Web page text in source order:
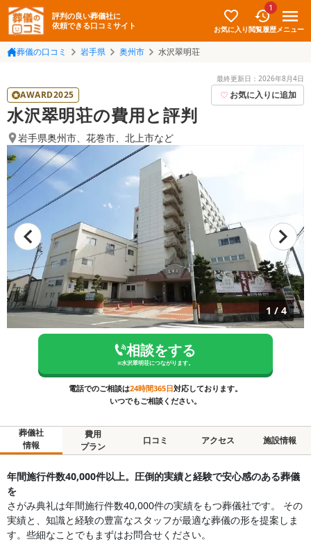
評判の良い葬儀社に
依頼できる口コミサイト
お気に入り
1
閲覧履歴メニュー
葬儀の口コミ 岩手県 奥州市 水沢翠明荘
最終更新日： 2026年8月4日
AWARD2025 お気に入りに追加
水沢翠明荘の費用と評判
岩手県奥州市、 花巻市、 北上市など
1 / 4
相談をする
※水沢翠明荘につながります。
電話でのご相談は24時間365日対応しております。
いつでもご相談ください。
葬儀社
情報
費用
プラン
口コミ アクセス 施設情報
年間施行件数40,000件以上。圧倒的実績と経験で安心感のある葬儀
を
さがみ典礼は年間施行件数40,000件の実績をもつ葬儀社です。 その
実績と、知識と経験の豊富なスタッフが最適な葬儀の形を提案しま
す。些細なことでもまずはお問合せください。